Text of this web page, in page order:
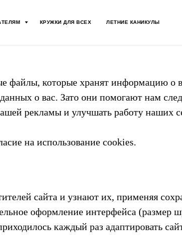
КРУЖКИ ДЛЯ ВСЕХ ЛЕТНИЕ КАНИКУЛЫ
файлы, которые хранят информацию о
о вас. Зато они помогают нам
рекламы и улучшать работу наших
на использование cookies.
сайта и узнают их, применяя
оформление интерфейса (размер
каждый раз адаптировать